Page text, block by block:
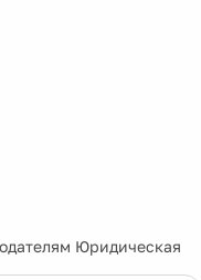
Юридическая